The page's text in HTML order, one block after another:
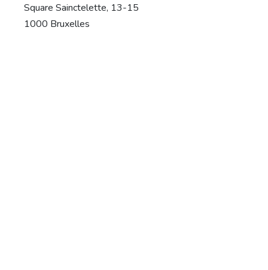
Square Sainctelette, 13-15
1000 Bruxelles